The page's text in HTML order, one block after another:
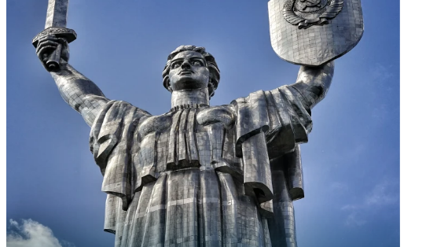
保加利亚
乍得
コンゴ共和国
捷克共和國
埃及